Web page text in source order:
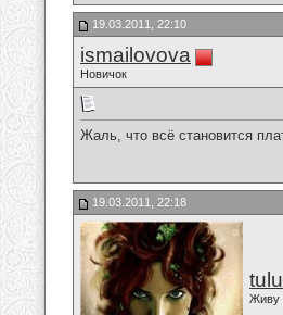
19.03.2011, 22:10
ismailovova
Новичок
Жаль, что всё становится
19.03.2011, 22:18
Живу